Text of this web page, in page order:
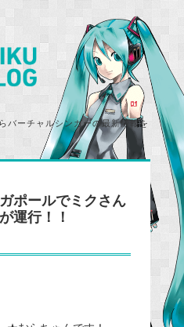
バーチャルシンガーの最新情報を
ポールでミクさん
運行！！